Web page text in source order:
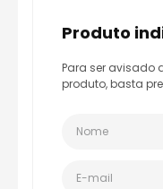
produto
Para ser avisado
produto, basta